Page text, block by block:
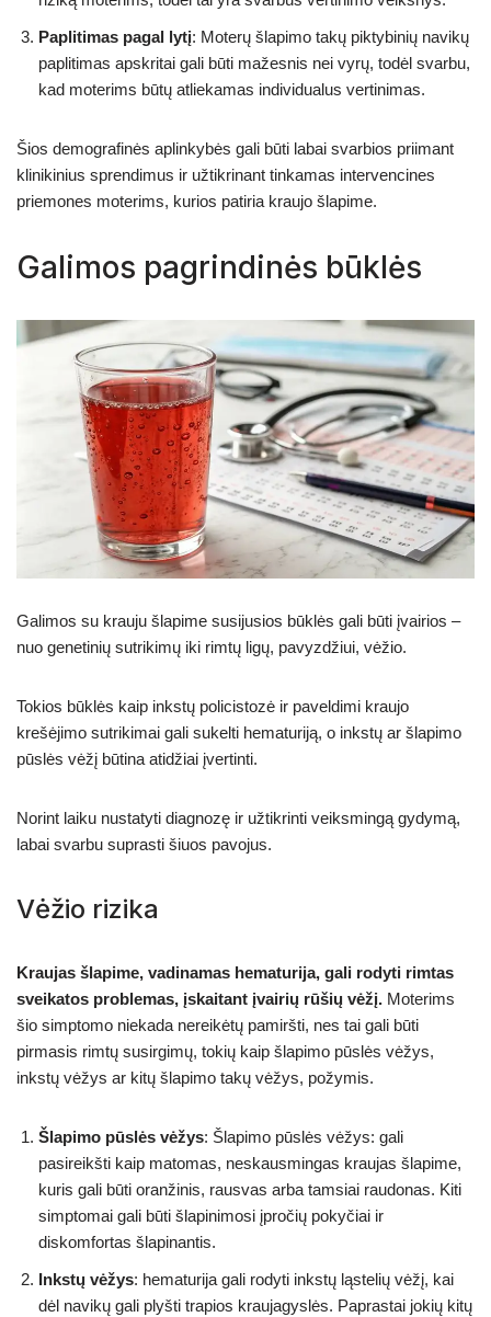
Paplitimas pagal lytį: Moterų šlapimo takų piktybinių navikų
paplitimas apskritai gali būti mažesnis nei vyrų, todėl svarbu,
kad moterims būtų atliekamas individualus vertinimas.
Šios demografinės aplinkybės gali būti labai svarbios priimant
klinikinius sprendimus ir užtikrinant tinkamas intervencines
priemones moterims, kurios patiria kraujo šlapime.
Galimos pagrindinės būklės
Galimos su krauju šlapime susijusios būklės gali būti įvairios –
nuo genetinių sutrikimų iki rimtų ligų, pavyzdžiui, vėžio.
Tokios būklės kaip inkstų policistozė ir paveldimi kraujo
krešėjimo sutrikimai gali sukelti hematuriją, o inkstų ar šlapimo
pūslės vėžį būtina atidžiai įvertinti.
Norint laiku nustatyti diagnozę ir užtikrinti veiksmingą gydymą,
labai svarbu suprasti šiuos pavojus.
Vėžio rizika
Kraujas šlapime, vadinamas hematurija, gali rodyti rimtas
sveikatos problemas, įskaitant įvairių rūšių vėžį. Moterims
šio simptomo niekada nereikėtų pamiršti, nes tai gali būti
pirmasis rimtų susirgimų, tokių kaip šlapimo pūslės vėžys,
inkstų vėžys ar kitų šlapimo takų vėžys, požymis.
Šlapimo pūslės vėžys: Šlapimo pūslės vėžys: gali
pasireikšti kaip matomas, neskausmingas kraujas šlapime,
kuris gali būti oranžinis, rausvas arba tamsiai raudonas. Kiti
simptomai gali būti šlapinimosi įpročių pokyčiai ir
diskomfortas šlapinantis.
Inkstų vėžys: hematurija gali rodyti inkstų ląstelių vėžį, kai
dėl navikų gali plyšti trapios kraujagyslės. Paprastai jokių kitų